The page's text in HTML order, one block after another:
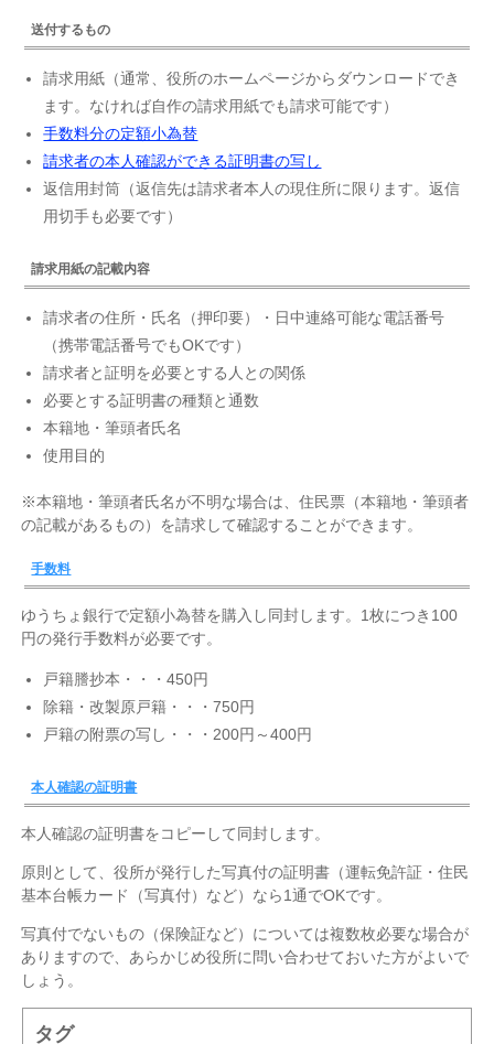
送付するもの
請求用紙（通常、役所のホームページからダウンロードでき
ます。なければ自作の請求用紙でも請求可能です）
手数料分の定額小為替
請求者の本人確認ができる証明書の写し
返信用封筒（返信先は請求者本人の現住所に限ります。返信
用切手も必要です）
請求用紙の記載内容
請求者の住所・氏名（押印要）・日中連絡可能な電話番号
（携帯電話番号でもOKです）
請求者と証明を必要とする人との関係
必要とする証明書の種類と通数
本籍地・筆頭者氏名
使用目的
※本籍地・筆頭者氏名が不明な場合は、住民票（本籍地・筆頭者
の記載があるもの）を請求して確認することができます。
手数料
ゆうちょ銀行で定額小為替を購入し同封します。1枚につき100
円の発行手数料が必要です。
戸籍謄抄本・・・450円
除籍・改製原戸籍・・・750円
戸籍の附票の写し・・・200円～400円
本人確認の証明書
本人確認の証明書をコピーして同封します。
原則として、役所が発行した写真付の証明書（運転免許証・住民
基本台帳カード（写真付）など）なら1通でOKです。
写真付でないもの（保険証など）については複数枚必要な場合が
ありますので、あらかじめ役所に問い合わせておいた方がよいで
しょう。
タグ